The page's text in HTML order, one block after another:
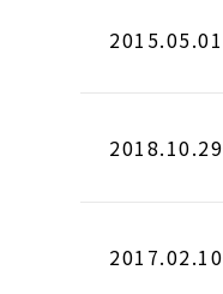
2015.05.01
2018.10.29
2017.02.10